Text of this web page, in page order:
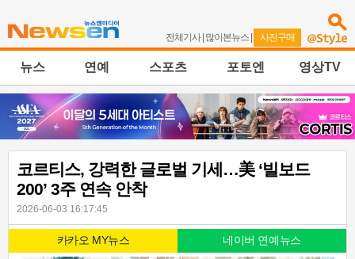
전체기사| 많이본뉴스 | 사진구매
뉴스 연예 스포츠 포토엔 영상TV
코르티스, 강력한 글로벌 기세…美 ‘빌보드
200’ 3주 연속 안착
2026-06-03 16:17:45
카카오 MY뉴스 네이버 연예뉴스